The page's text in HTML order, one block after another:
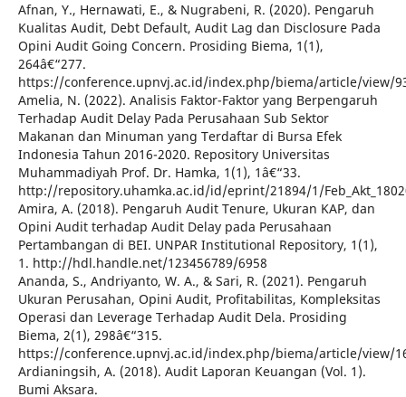
Afnan, Y., Hernawati, E., & Nugrabeni, R. (2020). Pengaruh
Kualitas Audit, Debt Default, Audit Lag dan Disclosure Pada
Opini Audit Going Concern. Prosiding Biema, 1(1),
264â€“277.
https://conference.upnvj.ac.id/index.php/biema/article/view/
Amelia, N. (2022). Analisis Faktor-Faktor yang Berpengaruh
Terhadap Audit Delay Pada Perusahaan Sub Sektor
Makanan dan Minuman yang Terdaftar di Bursa Efek
Indonesia Tahun 2016-2020. Repository Universitas
Muhammadiyah Prof. Dr. Hamka, 1(1), 1â€“33.
http://repository.uhamka.ac.id/id/eprint/21894/1/
Amira, A. (2018). Pengaruh Audit Tenure, Ukuran KAP, dan
Opini Audit terhadap Audit Delay pada Perusahaan
Pertambangan di BEI. UNPAR Institutional Repository, 1(1),
1. http://hdl.handle.net/123456789/6958
Ananda, S., Andriyanto, W. A., & Sari, R. (2021). Pengaruh
Ukuran Perusahan, Opini Audit, Profitabilitas, Kompleksitas
Operasi dan Leverage Terhadap Audit Dela. Prosiding
Biema, 2(1), 298â€“315.
https://conference.upnvj.ac.id/index.php/biema/article/view/
Ardianingsih, A. (2018). Audit Laporan Keuangan (Vol. 1).
Bumi Aksara.